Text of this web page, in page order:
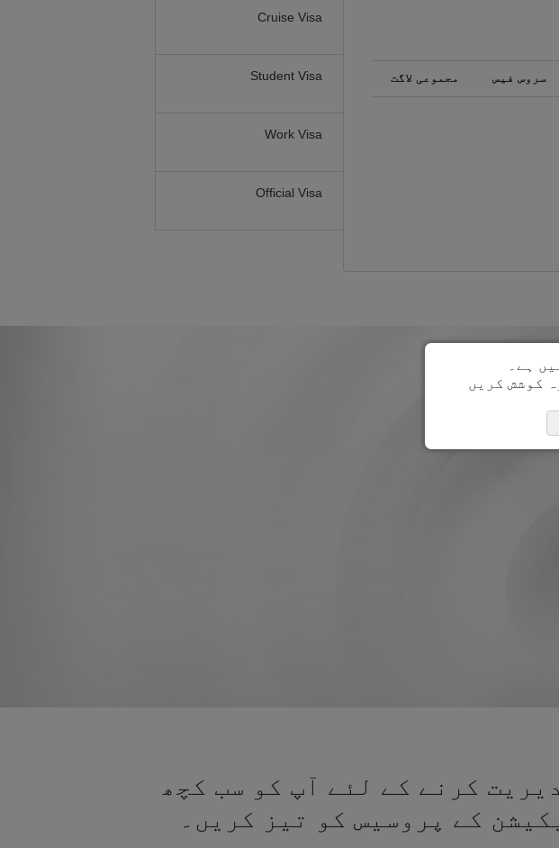
Cruise Visa
Student Visa
Work Visa
Official Visa
سروس فیس مجموعی لاگت
کرنے کے لئے آپ کو سب کچھ
کے پروسیس کو تیز کریں۔
ہے۔
کوشش کریں